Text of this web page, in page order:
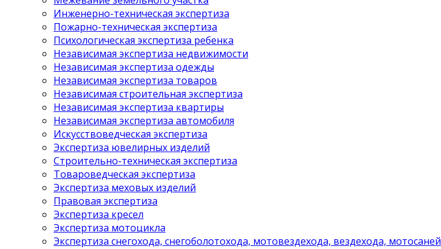
Инженерно-техническая экспертиза
Пожарно-техническая экспертиза
Психологическая экспертиза ребенка
Независимая экспертиза недвижимости
Независимая экспертиза одежды
Независимая экспертиза товаров
Независимая строительная экспертиза
Независимая экспертиза квартиры
Независимая экспертиза автомобиля
Искусствоведческая экспертиза
Экспертиза ювелирных изделий
Строительно-техническая экспертиза
Товароведческая экспертиза
Экспертиза меховых изделий
Правовая экспертиза
Экспертиза кресел
Экспертиза мотоцикла
Экспертиза снегохода, снегоболотохода, мотовездехода, вездехода, мотосаней